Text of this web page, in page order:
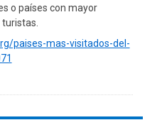
o países con mayor
turistas.
paises-mas-visitados-del-